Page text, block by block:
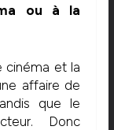
ou à la
cinéma et la
affaire de
que le
Donc